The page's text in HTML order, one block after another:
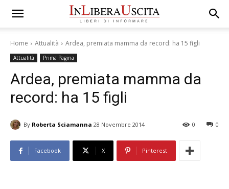
Home Attualità Ardea, premiata mamma da record: ha 15 figli
Attualità Prima Pagina
Ardea, premiata mamma da
record: ha 15 figli
By Roberta Sciamanna 28 Novembre 2014 0
0
Facebook X Pinterest